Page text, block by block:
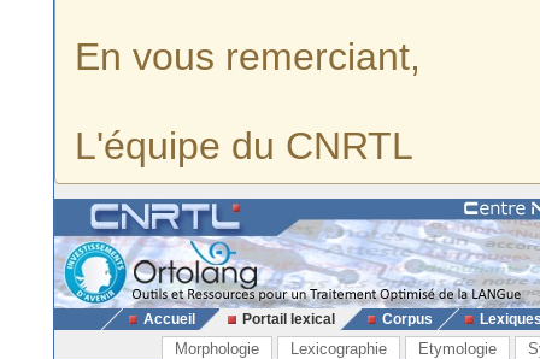
En vous remerciant,
L'équipe du CNRTL
Accueil Portail lexical Corpus
Morphologie Lexicographie Etymologie